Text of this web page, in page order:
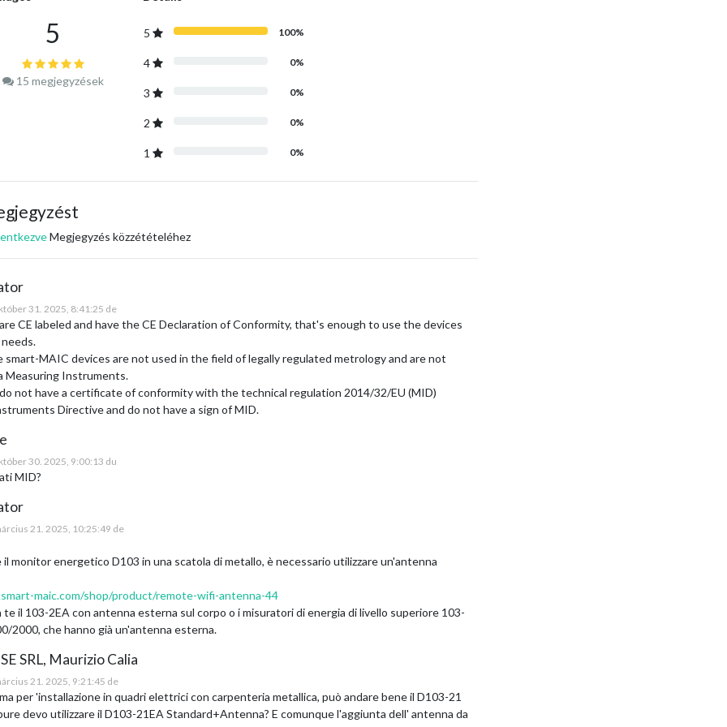
5
15 megjegyzések
5 100%
4 0%
3 0%
2 0%
1 0%
Megjegyzés közzétételéhez
31. 2025, 8:41:25 de
CE labeled and have the CE Declaration of Conformity, that's enough to use the devices
MAIC devices are not used in the field of legally regulated metrology and are not
Measuring Instruments.
not have a certificate of conformity with the technical regulation 2014/32/EU (MID)
Directive and do not have a sign of MID.
30. 2025, 9:00:13 du
MID?
21. 2025, 10:25:49 de
il monitor energetico D103 in una scatola di metallo, è necessario utilizzare un'antenna
maic.com/shop/product/remote-wifi-antenna-44
te il 103-2EA con antenna esterna sul corpo o i misuratori di energia di livello superiore 103-
2000, che hanno già un'antenna esterna.
SRL, Maurizio Calia
21. 2025, 9:21:45 de
per 'installazione in quadri elettrici con carpenteria metallica, può andare bene il D103-21
devo utilizzare il D103-21EA Standard+Antenna? E comunque l'aggiunta dell' antenna da